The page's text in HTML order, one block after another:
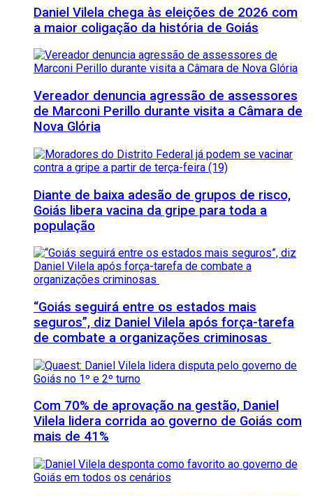
Daniel Vilela chega às eleições de 2026 com
a maior coligação da história de Goiás
Vereador denuncia agressão de assessores
de Marconi Perillo durante visita a Câmara de
Nova Glória
Diante de baixa adesão de grupos de risco,
Goiás libera vacina da gripe para toda a
população
“Goiás seguirá entre os estados mais
seguros”, diz Daniel Vilela após força-tarefa
de combate a organizações criminosas
Com 70% de aprovação na gestão, Daniel
Vilela lidera corrida ao governo de Goiás com
mais de 41%